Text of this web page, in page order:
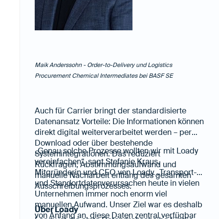
Maik Anderssohn - Order-to-Delivery und Logistics
Procurement Chemical Intermediates bei BASF SE
Auch für Carrier bringt der standardisierte
Datenansatz Vorteile: Die Informationen können
direkt digital weiterverarbeitet werden – per
Download oder über bestehende
Systemintegrationen. Das reduziert
Rückfragen, Abstimmungsaufwand und
manuelle Nacharbeit entlang des gesamten
Ausschreibungsprozesses.
„Genau solche Prozesse wollten wir mit Loady
vereinfachen“, sagt Stefanie Kraus,
Mitgründerin und CEO von Loady. „Transport-
und Standortdatenverursachen heute in vielen
Unternehmen immer noch enorm viel
manuellen Aufwand. Unser Ziel war es deshalb
von Anfang an, diese Daten zentral verfügbar
Über Loady